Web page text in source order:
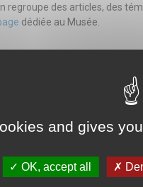
regroupe des articles, des
dédiée au Musée.
and gives
OK, accept all